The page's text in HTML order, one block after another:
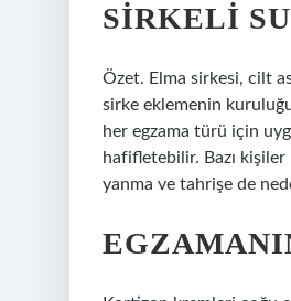
SIRKELI
Özet. Elma sirkesi, cilt
sirke eklemenin
her egzama türü için
hafifletebilir. Bazı
yanma ve tahrişe de